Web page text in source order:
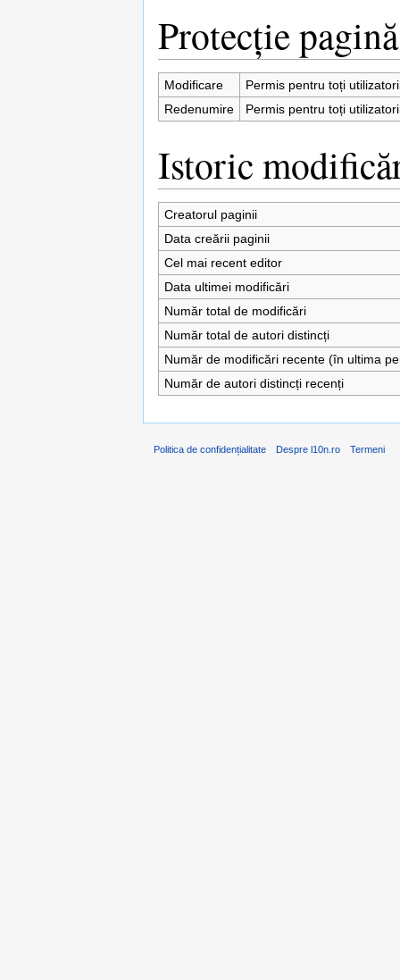
Protecție pagină
Modificare
Permis pentru toți
Redenumire
Permis pentru toți
Istoric
Creatorul paginii
Data creării paginii
Cel mai recent editor
Data ultimei modificări
Număr total de modificări
Număr total de autori distincți
Număr de modificări recente (în ultima
Număr de autori distincți recenți
Politica de confidențialitate Despre l10n.ro Termeni